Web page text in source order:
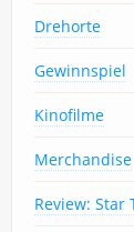
Drehorte
Gewinnspiel
Kinofilme
Merchandise
Review: Star